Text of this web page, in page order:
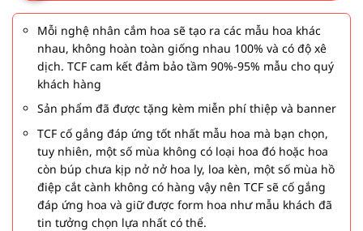
Mỗi nghệ nhân cắm hoa sẽ tạo ra các mẫu hoa khác
nhau, không hoàn toàn giống nhau 100% và có độ xê
dịch. TCF cam kết đảm bảo tầm 90%-95% mẫu cho quý
khách hàng
Sản phẩm đã được tặng kèm miễn phí thiệp và banner
TCF cố gắng đáp ứng tốt nhất mẫu hoa mà bạn chọn,
tuy nhiên, một số mùa không có loại hoa đó hoặc hoa
còn búp chưa kịp nở nở hoa ly, loa kèn, một số mùa hồ
điệp cắt cành không có hàng vậy nên TCF sẽ cố gắng
đáp ứng hoa và giữ được form hoa như mẫu khách đã
tin tưởng chọn lựa nhất có thể.